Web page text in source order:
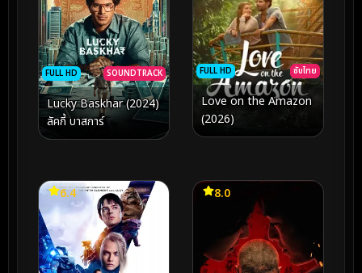
FULL HD SOUNDTRACK
Lucky Baskhar (2024)
ลัคกี้ บาสการ์
FULL HD ซับไทย
Love on the Amazon
(2026)
6.4 8.0